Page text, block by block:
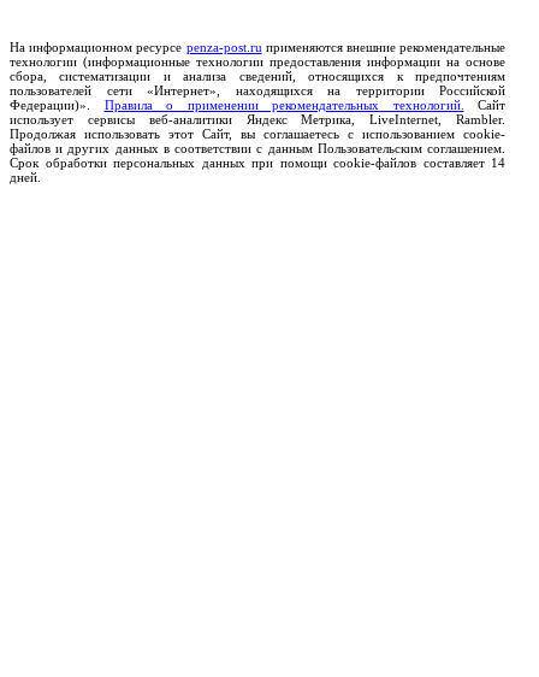
На информационном ресурсе penza-post.ru применяются внешние рекомендательные
технологии (информационные технологии предоставления информации на основе
сбора, систематизации и анализа сведений, относящихся к предпочтениям
пользователей сети «Интернет», находящихся на территории Российской
Федерации)». Правила о применении рекомендательных технологий.
Сайт
использует сервисы веб-аналитики Яндекс Метрика, LiveInternet, Rambler.
Продолжая использовать этот Сайт, вы соглашаетесь с использованием cookie-
файлов и других данных в соответствии с данным Пользовательским соглашением.
Срок обработки персональных данных при помощи cookie-файлов составляет 14
дней.